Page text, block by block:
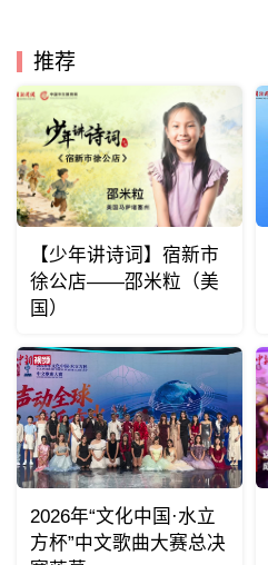
推荐
【少年讲诗词】宿新市
徐公店——邵米粒（美
国）
2026年“文化中国·水立
方杯”中文歌曲大赛总决